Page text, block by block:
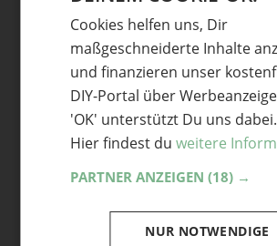
Diskussion
Noch keine Kommentare — sei die Erste
Cookies helfen uns, Dir
maßgeschneiderte Inhalte
und finanzieren unser
DIY-Portal über
'OK' unterstützt Du uns dabei.
Hier findest du weitere
PARTNER ANZEIGEN (18) →
NUR NOTWENDIGE